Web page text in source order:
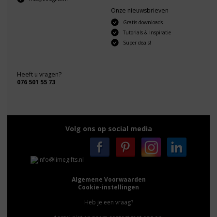
Onze nieuwsbrieven
Gratis downloads
Tutorials & Inspiratie
Super deals!
Heeft u vragen?
076 501 55 73
Volg ons op social media
Algemene Voorwaarden
Cookie-instellingen
Heb je een vraag?